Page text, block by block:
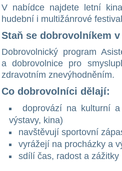
V nabídce najdete letní
hudební i multižánrové
Staň se dobrovolníkem
Dobrovolnický program
a dobrovolnice pro
zdravotním znevýhodněním.
Co dobrovolníci dělají:
doprovází na kulturní
výstavy, kina)
navštěvují sportovní
vyrážejí na procházky a
sdílí čas, radost a zážitky